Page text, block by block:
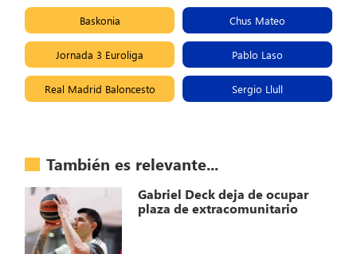
Baskonia Chus Mateo
Jornada 3 Euroliga Pablo Laso
Real Madrid Baloncesto Sergio Llull
También es relevante...
Gabriel Deck deja de ocupar
plaza de extracomunitario